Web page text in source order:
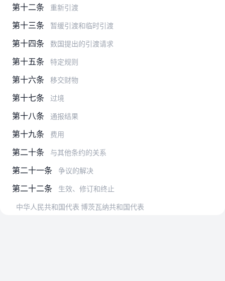
第十二条 重新引渡
第十三条 暂缓引渡和临时引渡
第十四条 数国提出的引渡请求
第十五条 特定规则
第十六条 移交财物
第十七条 过境
第十八条 通报结果
第十九条 费用
第二十条 与其他条约的关系
第二十一条 争议的解决
第二十二条
生效、修订和终止
中华人民共和国代表 博茨瓦纳共和国代表